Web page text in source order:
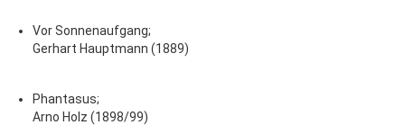
Vor Sonnenaufgang;
Gerhart Hauptmann (1889)
Phantasus;
Arno Holz (1898/99)